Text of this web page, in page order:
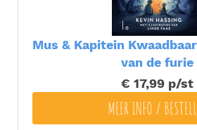
Mus & Kapitein
van de furie
€ 17,99 p/st
MEER INFO /